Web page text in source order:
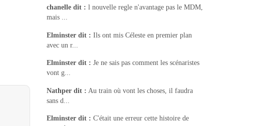
chanelle dit : l nouvelle regle n'avantage pas le MDM,
mais ...
Elminster dit : Ils ont mis Céleste en premier plan
avec un r...
Elminster dit : Je ne sais pas comment les scénaristes
vont g...
Nathper dit : Au train où vont les choses, il faudra
sans d...
Elminster dit : C'était une erreur cette histoire de